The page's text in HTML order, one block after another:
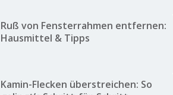
Ruß von Fensterrahmen entfernen:
Hausmittel & Tipps
Kamin-Flecken überstreichen: So